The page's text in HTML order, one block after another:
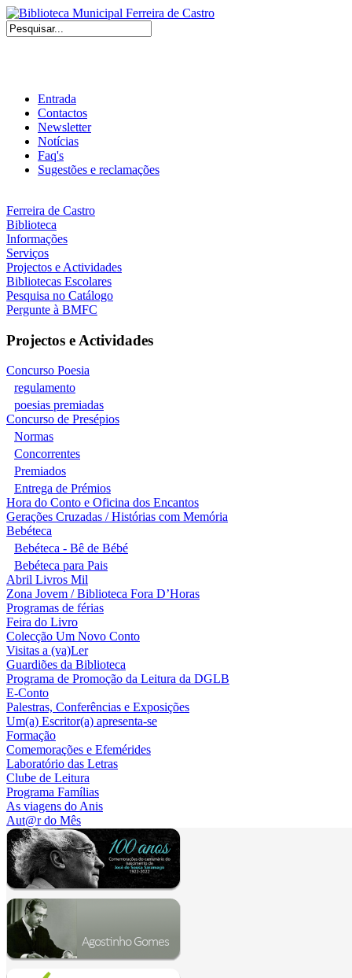
Entrada
Contactos
Newsletter
Notícias
Faq's
Sugestões e reclamações
Ferreira de Castro
Biblioteca
Informações
Serviços
Projectos e Actividades
Bibliotecas Escolares
Pesquisa no Catálogo
Pergunte à BMFC
Projectos e Actividades
Concurso Poesia
regulamento
poesias premiadas
Concurso de Presépios
Normas
Concorrentes
Premiados
Entrega de Prémios
Hora do Conto e Oficina dos Encantos
Gerações Cruzadas / Histórias com Memória
Bebéteca
Bebéteca - Bê de Bébé
Bebéteca para Pais
Abril Livros Mil
Zona Jovem / Biblioteca Fora D’Horas
Programas de férias
Feira do Livro
Colecção Um Novo Conto
Visitas a (va)Ler
Guardiões da Biblioteca
Programa de Promoção da Leitura da DGLB
E-Conto
Palestras, Conferências e Exposições
Um(a) Escritor(a) apresenta-se
Formação
Comemorações e Efemérides
Laboratório das Letras
Clube de Leitura
Programa Famílias
As viagens do Anis
Aut@r do Mês